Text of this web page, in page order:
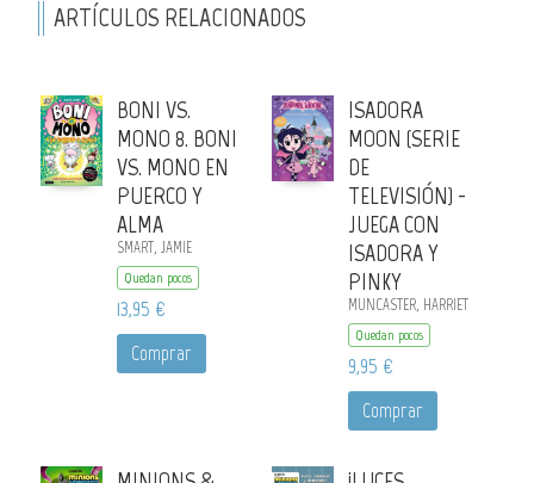
ARTÍCULOS RELACIONADOS
BONI VS.
MONO 8. BONI
VS. MONO EN
PUERCO Y
ALMA
SMART, JAMIE
Quedan pocos
13,95 €
Comprar
ISADORA
MOON (SERIE
DE
TELEVISIÓN) -
JUEGA CON
ISADORA Y
PINKY
MUNCASTER, HARRIET
Quedan pocos
9,95 €
Comprar